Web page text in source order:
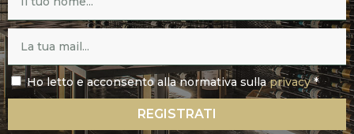
Ho letto e acconsento alla normativa sullaprivacy*
REGISTRATI